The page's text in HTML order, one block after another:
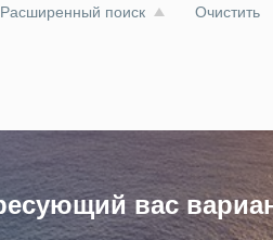
Расширенный поиск Очистить
вас